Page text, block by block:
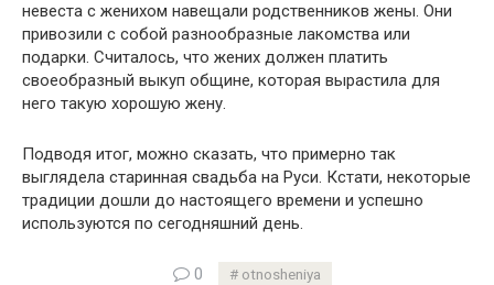
невеста с женихом навещали родственников жены. Они
привозили с собой разнообразные лакомства или
подарки. Считалось, что жених должен платить
своеобразный выкуп общине, которая вырастила для
него такую хорошую жену.
Подводя итог, можно сказать, что примерно так
выглядела старинная свадьба на Руси. Кстати, некоторые
традиции дошли до настоящего времени и успешно
используются по сегодняшний день.
0 otnosheniya